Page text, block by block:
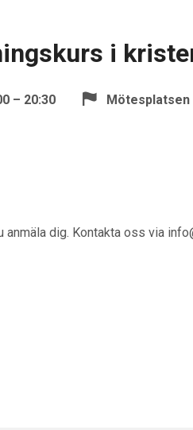
i
– 20:30 Mötesplatsen
dig. Kontakta oss via